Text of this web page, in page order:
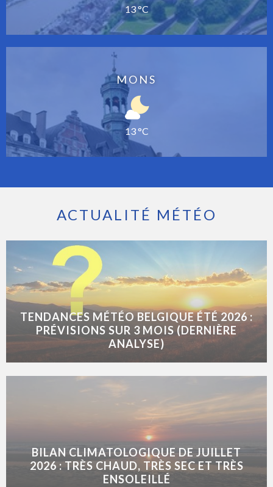
13 °C
MONS
13 °C
ACTUALITÉ MÉTÉO
TENDANCES MÉTÉO BELGIQUE ÉTÉ 2026 :
PRÉVISIONS SUR 3 MOIS (DERNIÈRE
ANALYSE)
BILAN CLIMATOLOGIQUE DE JUILLET
2026 : TRÈS CHAUD, TRÈS SEC ET TRÈS
ENSOLEILLÉ